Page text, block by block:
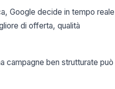
Google decide in tempo reale
di offerta, qualità
campagne ben strutturate può